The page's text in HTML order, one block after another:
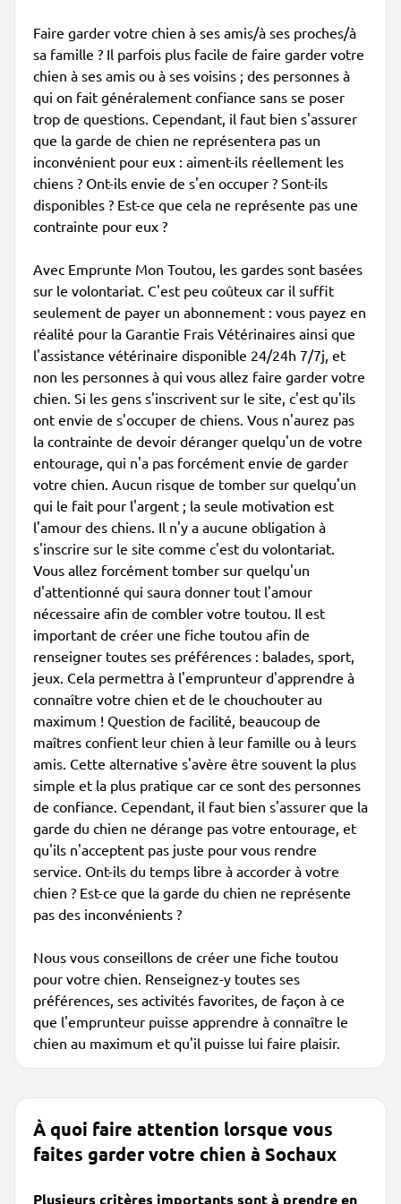
Faire garder votre chien à ses amis/à ses proches/à
sa famille ? Il parfois plus facile de faire garder votre
chien à ses amis ou à ses voisins ; des personnes à
qui on fait généralement confiance sans se poser
trop de questions. Cependant, il faut bien s'assurer
que la garde de chien ne représentera pas un
inconvénient pour eux : aiment-ils réellement les
chiens ? Ont-ils envie de s'en occuper ? Sont-ils
disponibles ? Est-ce que cela ne représente pas une
contrainte pour eux ?
Avec Emprunte Mon Toutou, les gardes sont basées
sur le volontariat. C'est peu coûteux car il suffit
seulement de payer un abonnement : vous payez en
réalité pour la Garantie Frais Vétérinaires ainsi que
l'assistance vétérinaire disponible 24/24h 7/7j, et
non les personnes à qui vous allez faire garder votre
chien. Si les gens s'inscrivent sur le site, c'est qu'ils
ont envie de s'occuper de chiens. Vous n'aurez pas
la contrainte de devoir déranger quelqu'un de votre
entourage, qui n'a pas forcément envie de garder
votre chien. Aucun risque de tomber sur quelqu'un
qui le fait pour l'argent ; la seule motivation est
l'amour des chiens. Il n'y a aucune obligation à
s'inscrire sur le site comme c'est du volontariat.
Vous allez forcément tomber sur quelqu'un
d'attentionné qui saura donner tout l'amour
nécessaire afin de combler votre toutou. Il est
important de créer une fiche toutou afin de
renseigner toutes ses préférences : balades, sport,
jeux. Cela permettra à l'emprunteur d'apprendre à
connaître votre chien et de le chouchouter au
maximum ! Question de facilité, beaucoup de
maîtres confient leur chien à leur famille ou à leurs
amis. Cette alternative s'avère être souvent la plus
simple et la plus pratique car ce sont des personnes
de confiance. Cependant, il faut bien s'assurer que la
garde du chien ne dérange pas votre entourage, et
qu'ils n'acceptent pas juste pour vous rendre
service. Ont-ils du temps libre à accorder à votre
chien ? Est-ce que la garde du chien ne représente
pas des inconvénients ?
Nous vous conseillons de créer une fiche toutou
pour votre chien. Renseignez-y toutes ses
préférences, ses activités favorites, de façon à ce
que l'emprunteur puisse apprendre à connaître le
chien au maximum et qu'il puisse lui faire plaisir.
À quoi faire attention lorsque vous
faites garder votre chien à Sochaux
Plusieurs critères importants sont à prendre en